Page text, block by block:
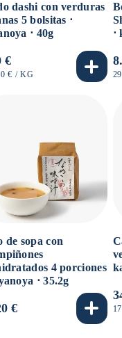
dashi con verduras
5 bolsitas ⋅
⋅ 40g
€
€ / POR
KG
⋅
de sopa con
4 porciones
⋅ 35.2g
€